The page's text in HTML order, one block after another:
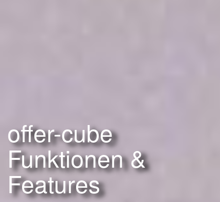
offer-cube
Funktionen &
Features